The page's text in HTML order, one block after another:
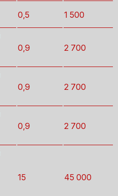
0,5 1 500
0,9 2 700
0,9 2 700
0,9 2 700
15 45 000